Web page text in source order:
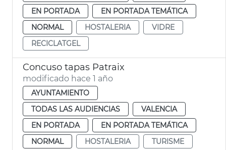
EN PORTADA
EN PORTADA TEMÁTICA
NORMAL
HOSTALERIA
VIDRE
RECICLATGEL
Concuso tapas Patraix
modificado hace 1 año
AYUNTAMIENTO
TODAS LAS AUDIENCIAS
VALENCIA
EN PORTADA
EN PORTADA TEMÁTICA
NORMAL
HOSTALERIA
TURISME